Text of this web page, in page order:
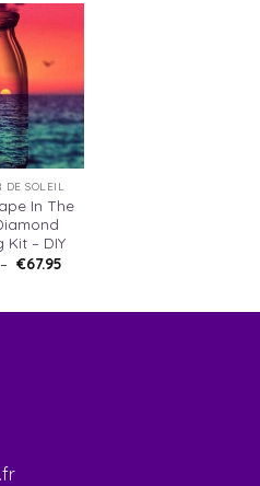
DE SOLEIL
In The
Kit – DIY
– €67.95